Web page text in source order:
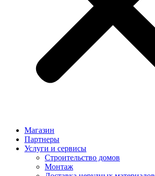
Магазин
Партнеры
Услуги и сервисы
Строительство домов
Монтаж